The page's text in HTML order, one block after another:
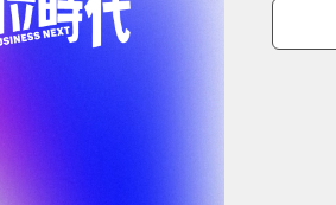
，是管理層為追求成長而做出
他直指這項「極其不恰當」的
身正失去核心價值。他指出，